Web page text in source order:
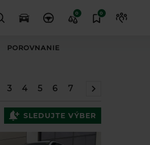
POROVNANIE
0 0
3 4 5 6 7
SLEDUJTE VÝBER